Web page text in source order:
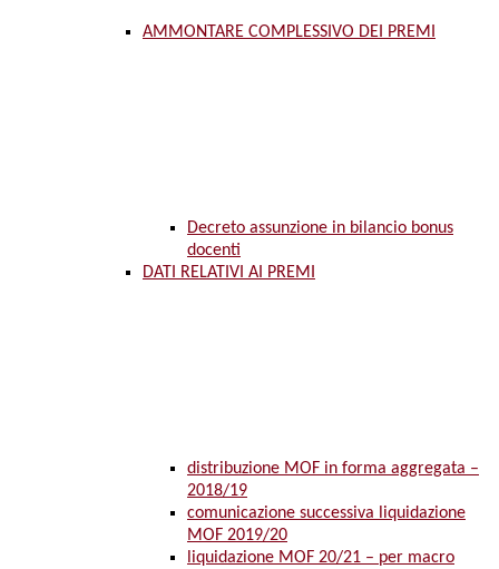
AMMONTARE COMPLESSIVO DEI PREMI
Decreto assunzione in bilancio bonus
docenti
DATI RELATIVI AI PREMI
distribuzione MOF in forma aggregata –
2018/19
comunicazione successiva liquidazione
MOF 2019/20
liquidazione MOF 20/21 – per macro